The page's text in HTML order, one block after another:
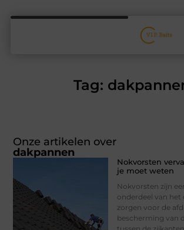
Tag:
Onze artikelen over
dakpannen
Nokvorsten
je moet weten
Nokvorsten zijn
onderdeel van het
zorgen voor de
bescherming van